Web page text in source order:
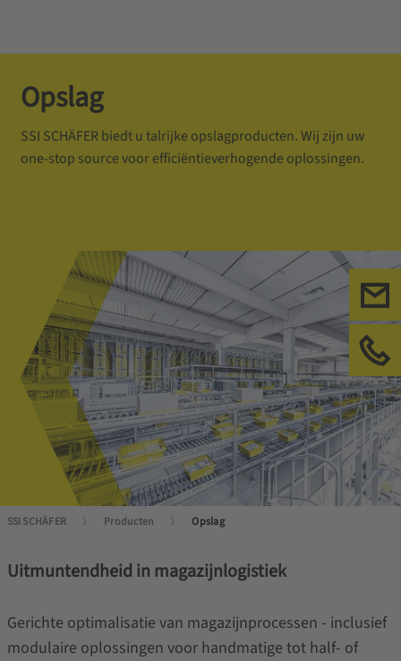
Opslag
SSI SCHÄFER biedt u talrijke opslagproducten. Wij zijn uw
one-stop source voor efficiëntieverhogende oplossingen.
SSI SCHÄFER Producten Opslag
Uitmuntendheid in magazijnlogistiek
Gerichte optimalisatie van magazijnprocessen - inclusief
modulaire oplossingen voor handmatige tot half- of